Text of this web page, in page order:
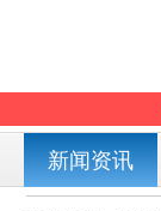
新闻资讯